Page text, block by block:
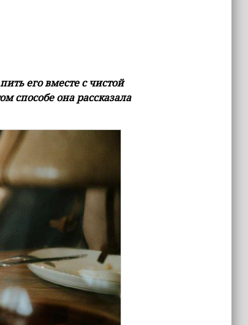
его вместе с чистой
способе она рассказала